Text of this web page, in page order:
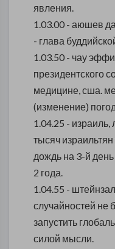
явления.
1.03.00 - аюшев
- глава
1.03.50 - чау
президентского
медицине, сша.
(изменение)
1.04.25 - израиль,
тысяч
дождь на 3-й
2 года.
1.04.55 -
случайностей не
запустить
силой мысли.